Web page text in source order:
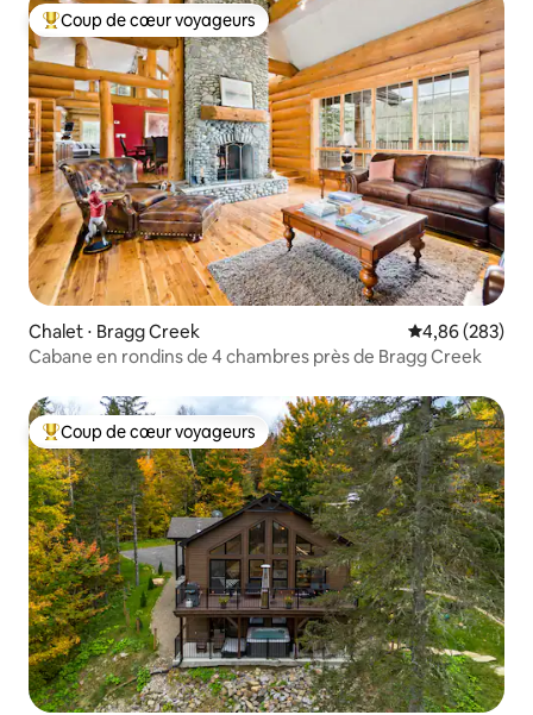
Coups de cœur voyageurs les plus appréciés
Coup de cœur voyageurs
Chalet ⋅ Bragg Creek Évaluation
4,86 (283)
Cabane en rondins de 4 chambres près de Bragg Creek
Coups de cœur voyageurs les plus appréciés
Coup de cœur voyageurs